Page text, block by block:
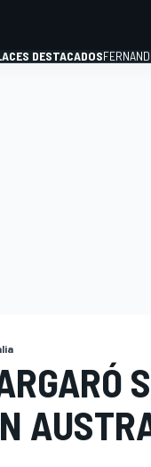
DESTACADOS